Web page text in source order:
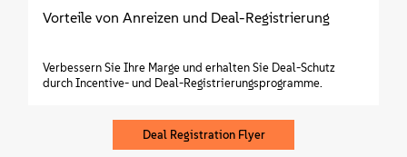
Vorteile von Anreizen und Deal-Registrierung
Verbessern Sie Ihre Marge und erhalten Sie Deal-Schutz
durch Incentive- und Deal-Registrierungsprogramme.
Deal Registration Flyer